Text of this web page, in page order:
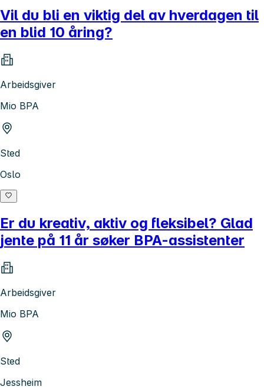
Vil du bli en viktig del av hverdagen til
en blid 10 åring?
Arbeidsgiver
Mio BPA
Sted
Oslo
Er du kreativ, aktiv og fleksibel? Glad
jente på 11 år søker BPA-assistenter
Arbeidsgiver
Mio BPA
Sted
Jessheim